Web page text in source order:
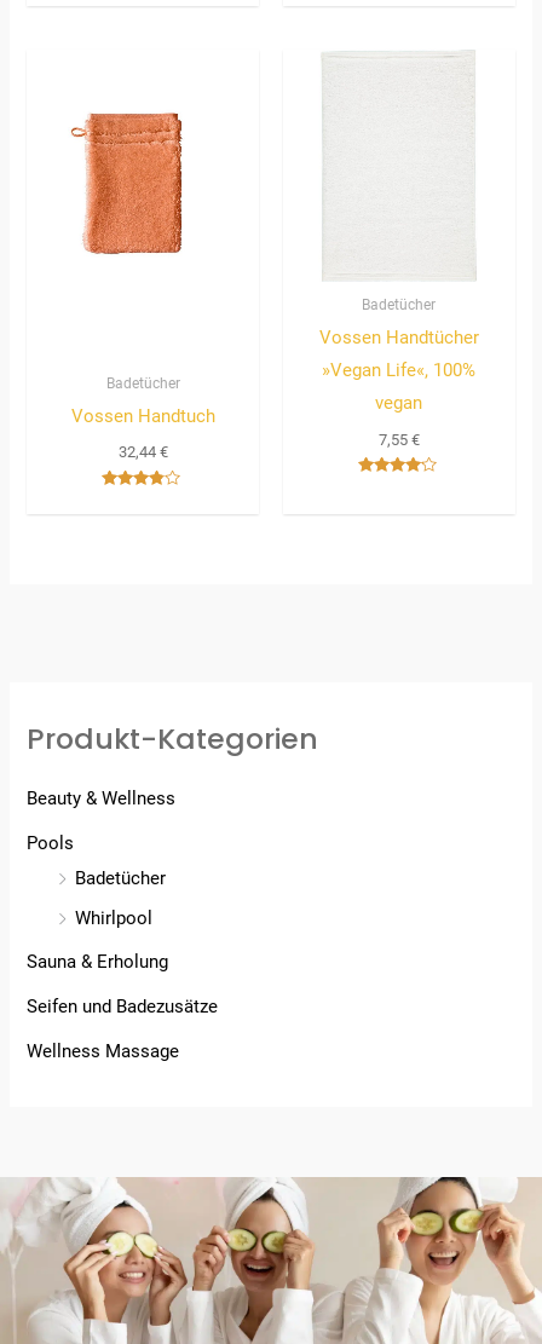
Badetücher
Vossen Handtuch
32,44 €
Badetücher
Vossen Handtücher
»Vegan Life«, 100%
vegan
7,55 €
Produkt-Kategorien
Beauty & Wellness
Pools
Badetücher
Whirlpool
Sauna & Erholung
Seifen und Badezusätze
Wellness Massage